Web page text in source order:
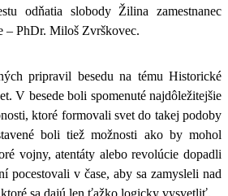
odňatia slobody Žilina zamestnanec
– PhDr. Miloš Zvrškovec.
pripravil besedu na tému Historické
V besede boli spomenuté najdôležitejšie
ktoré formovali svet do takej podoby
boli tiež možnosti ako by mohol
vojny, atentáty alebo revolúcie dopadli
pocestovali v čase, aby sa zamysleli nad
sa dajú len ťažko logicky vysvetliť.